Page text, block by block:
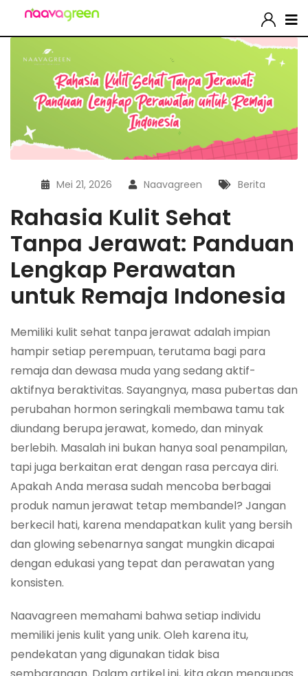
Mei 21, 2026 Naavagreen Berita
Rahasia Kulit Sehat
Tanpa Jerawat: Panduan
Lengkap Perawatan
untuk Remaja Indonesia
Memiliki kulit sehat tanpa jerawat adalah impian
hampir setiap perempuan, terutama bagi para
remaja dan dewasa muda yang sedang aktif-
aktifnya beraktivitas. Sayangnya, masa pubertas dan
perubahan hormon seringkali membawa tamu tak
diundang berupa jerawat, komedo, dan minyak
berlebih. Masalah ini bukan hanya soal penampilan,
tapi juga berkaitan erat dengan rasa percaya diri.
Apakah Anda merasa sudah mencoba berbagai
produk namun jerawat tetap membandel? Jangan
berkecil hati, karena mendapatkan kulit yang bersih
dan glowing sebenarnya sangat mungkin dicapai
dengan edukasi yang tepat dan perawatan yang
konsisten.
Naavagreen memahami bahwa setiap individu
memiliki jenis kulit yang unik. Oleh karena itu,
pendekatan yang digunakan tidak bisa